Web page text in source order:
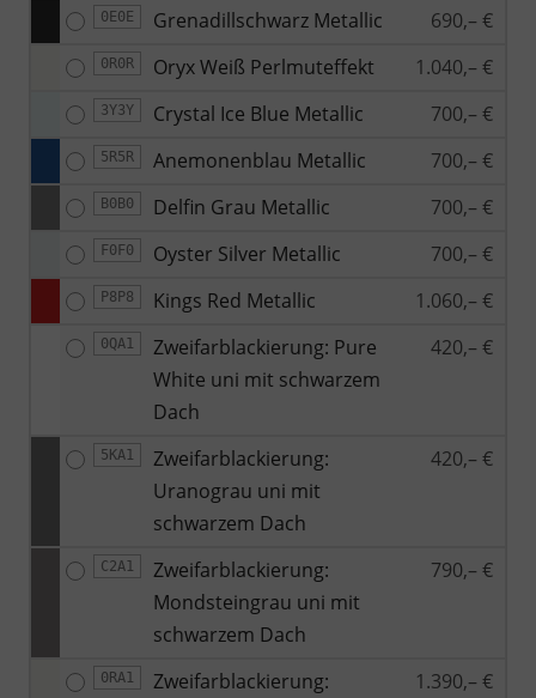
0E0E Grenadillschwarz Metallic 690,– €
0R0R Oryx Weiß Perlmuteffekt 1.040,– €
3Y3Y Crystal Ice Blue Metallic 700,– €
5R5R Anemonenblau Metallic 700,– €
B0B0 Delfin Grau Metallic 700,– €
F0F0 Oyster Silver Metallic 700,– €
P8P8 Kings Red Metallic 1.060,– €
0QA1
Zweifarblackierung: Pure
White uni mit schwarzem
Dach
420,– €
5KA1
Zweifarblackierung:
Uranograu uni mit
schwarzem Dach
420,– €
C2A1
Zweifarblackierung:
Mondsteingrau uni mit
schwarzem Dach
790,– €
0RA1
Zweifarblackierung:
1.390,– €